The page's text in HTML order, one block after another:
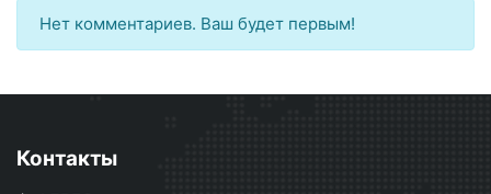
Нет комментариев. Ваш будет первым!
Контакты